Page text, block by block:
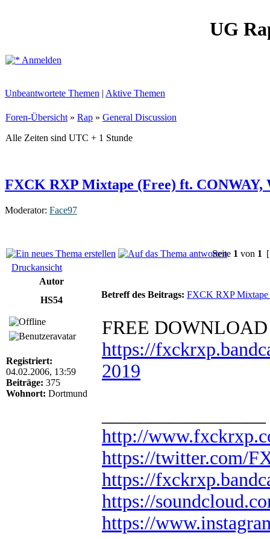
UG
Anmelden
Unbeantwortete Themen | Aktive Themen
Foren-Übersicht » Rap » General Discussion
Alle Zeiten sind UTC + 1 Stunde
FXCK RXP Mixtape (Free) ft.
Moderator: Face97
Seite 1 von 1
Druckansicht
Autor
HS54
Betreff des Beitrags: FXCK RXP
Registriert:
04.02.2006, 13:59
Beiträge: 375
Wohnort: Dortmund
FREE
https://
2019
http://
https://twitter.com/
https://
https://
https://